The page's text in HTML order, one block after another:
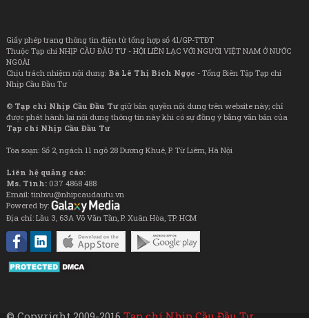
Giấy phép trang thông tin điện tử tổng hợp số 41/GP-TTĐT
Thuộc Tạp chí NHỊP CẦU ĐẦU TƯ - HỘI LIÊN LẠC VỚI NGƯỜI VIỆT NAM Ở NƯỚC
NGOÀI
Chịu trách nhiệm nội dung: Bà Lê Thị Bích Ngọc - Tổng Biên Tập Tạp chí
Nhịp Cầu Đầu Tư
© Tạp chí Nhịp Cầu Đầu Tưgiữ bản quyền nội dung trên website này; chỉ
được phát hành lại nội dung thông tin này khi có sự đồng ý bằng văn bản của
Tạp chí Nhịp Cầu Đầu Tư
Tòa soạn: Số 2, ngách 11 ngõ 28 Dương Khuê, P. Từ Liêm, Hà Nội
Liên hệ quảng cáo:
Ms. Tình: 037 4868 488
Email: tinhvu@nhipcaudautu.vn
Powered by:
Địa chỉ: Lầu 3, 63A Võ Văn Tần, P. Xuân Hòa, TP. HCM